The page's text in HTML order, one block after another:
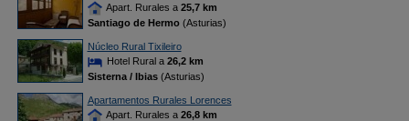
Apart. Rurales a 25,7 km
Santiago de Hermo(Asturias)
Núcleo Rural Tixileiro
Hotel Rural a 26,2 km
Sisterna / Ibias(Asturias)
Apartamentos Rurales Lorences
Apart. Rurales a 26,8 km